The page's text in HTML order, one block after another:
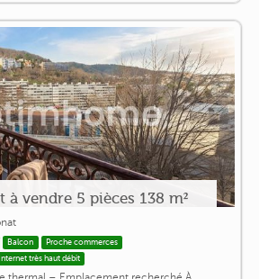
à vendre 5 pièces 138 m²
Balcon
Proche commerces
Internet très haut débit